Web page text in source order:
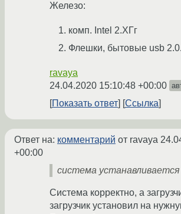
Железо:
комп. Intel 2.XГг
Флешки, бытовые usb 2.0.
ravaya
24.04.2020 15:10:48 +00:00
Показать ответ Ссылка
Ответ на: комментарий от ravaya
+00:00
система
Система корректно, а
загрузчик установил на